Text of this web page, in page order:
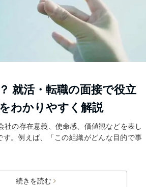
就活・転職の面接で役立
わかりやすく解説
社の存在意義、使命感、価値観などを表し
す。例えば、「この組織がどんな目的で事
続きを読む